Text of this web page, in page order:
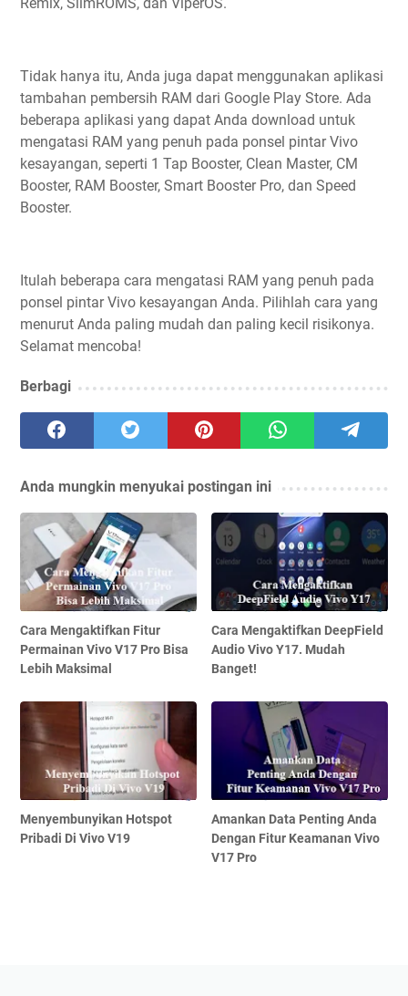
Tidak hanya itu, Anda juga dapat menggunakan aplikasi
tambahan pembersih RAM dari Google Play Store. Ada
beberapa aplikasi yang dapat Anda download untuk
mengatasi RAM yang penuh pada ponsel pintar Vivo
kesayangan, seperti 1 Tap Booster, Clean Master, CM
Booster, RAM Booster, Smart Booster Pro, dan Speed
Booster.
Itulah beberapa cara mengatasi RAM yang penuh pada
ponsel pintar Vivo kesayangan Anda. Pilihlah cara yang
menurut Anda paling mudah dan paling kecil risikonya.
Selamat mencoba!
Berbagi
Anda mungkin menyukai postingan ini
Cara Mengaktifkan Fitur
Permainan Vivo V17 Pro Bisa
Lebih Maksimal
Cara Mengaktifkan DeepField
Audio Vivo Y17. Mudah
Banget!
Menyembunyikan Hotspot
Pribadi Di Vivo V19
Amankan Data Penting Anda
Dengan Fitur Keamanan Vivo
V17 Pro